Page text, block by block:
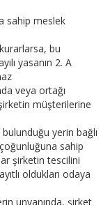
sahip meslek
bu
yasanın 2. A
veya ortağı
müşterilerine
yerin bağlı
sahip
şirketin tescilini
oldukları odaya
unvanında, şirket